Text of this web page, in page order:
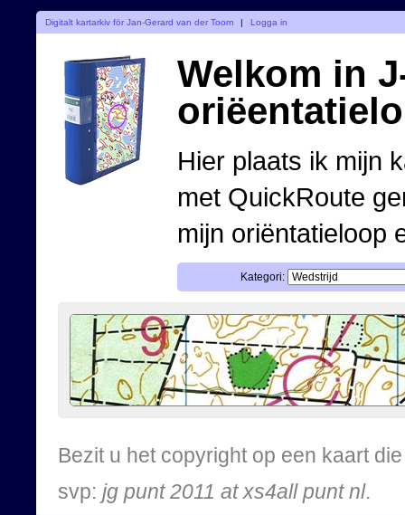
Digitalt kartarkiv för Jan-Gerard van der Toorn | Logga in
Welkom in
Hier plaats ik mijn
met QuickRoute
mijn oriëntatieloop
Kategori:
Bezit u het copyright op een kaart
svp: jg punt 2011 at xs4all punt nl.